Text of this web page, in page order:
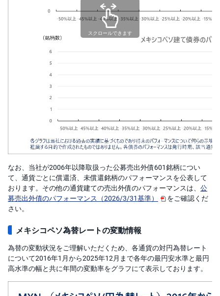
スクロールできます
なお、当社が2006年以降取扱った公募売出外債601銘柄につい
て、通貨ごとに償還済、未償還銘柄のパフォーマンスを公表して
おります。その他の通貨建ての売出外債のパフォーマンスは、 公
募売出外債のパフォーマンス（2026/3/31基準）
をご確認くだ
さい。
メキシコペソ為替レートの変動情報
為替の変動状況をご理解いただくため、各通貨の対円為替レート
について2016年1月から2025年12月まで各年の最円安水準と最円
高水準の幅と共に年間の変動率をグラフにて表示しております。